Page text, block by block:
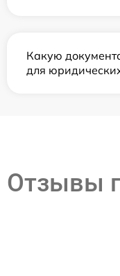
Какую
для
Отзывы